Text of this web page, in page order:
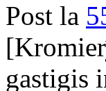
Post la
gastigis